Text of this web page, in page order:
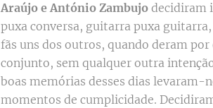
Araújo e António Zambujo decidiram
puxa conversa, guitarra puxa
fãs uns dos outros, quando deram
conjunto, sem qualquer outra
boas memórias desses dias levaram-
momentos de cumplicidade.